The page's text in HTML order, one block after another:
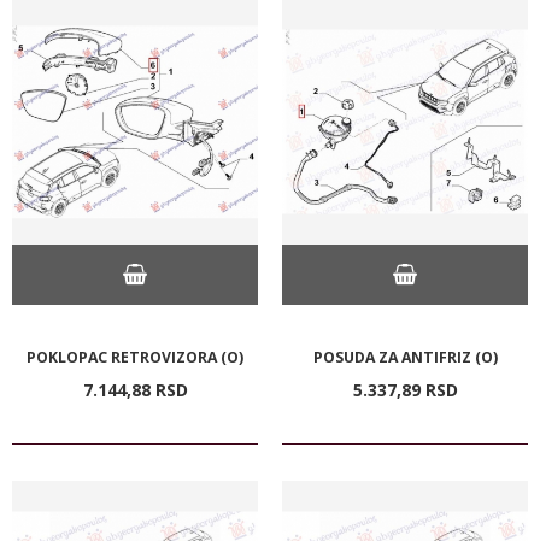
POKLOPAC RETROVIZORA (O)
7.144,88 RSD
POSUDA ZA ANTIFRIZ (O)
5.337,89 RSD